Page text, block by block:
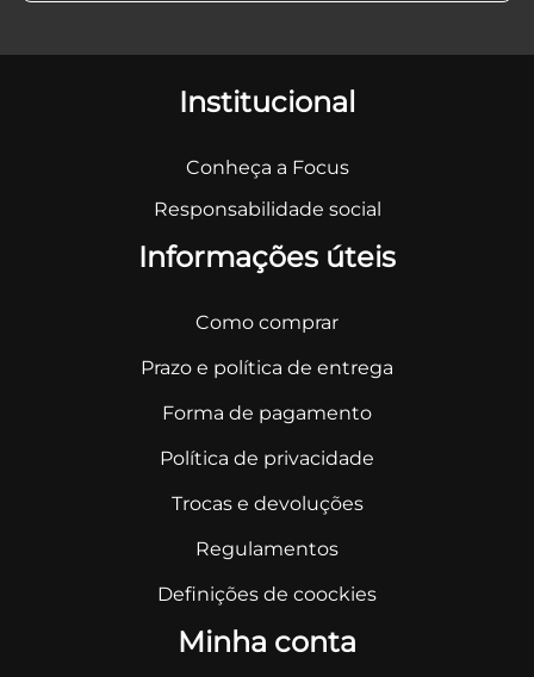
Institucional
Conheça a Focus
Responsabilidade social
Informações úteis
Como comprar
Prazo e política de entrega
Forma de pagamento
Política de privacidade
Trocas e devoluções
Regulamentos
Definições de coockies
Minha conta